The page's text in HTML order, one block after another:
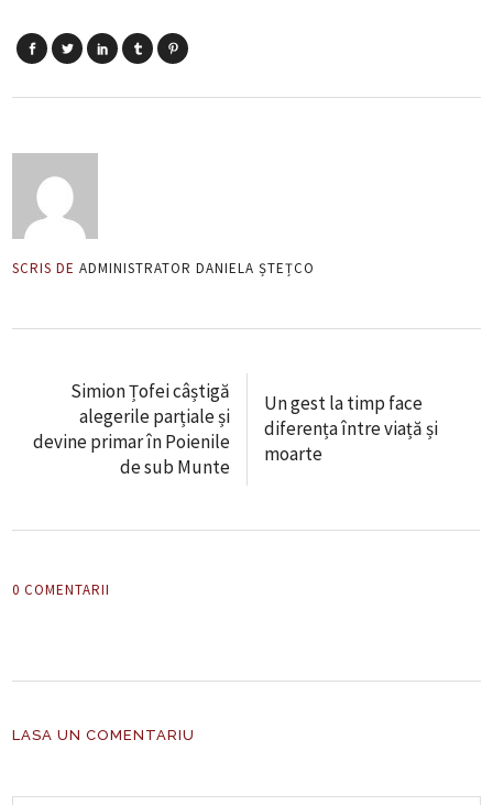
SCRIS DE ADMINISTRATOR DANIELA ȘTEȚCO
Simion Țofei câștigă
alegerile parțiale și
devine primar în Poienile
de sub Munte
Un gest la timp face
diferența între viață și
moarte
0 COMENTARII
LASA UN COMENTARIU